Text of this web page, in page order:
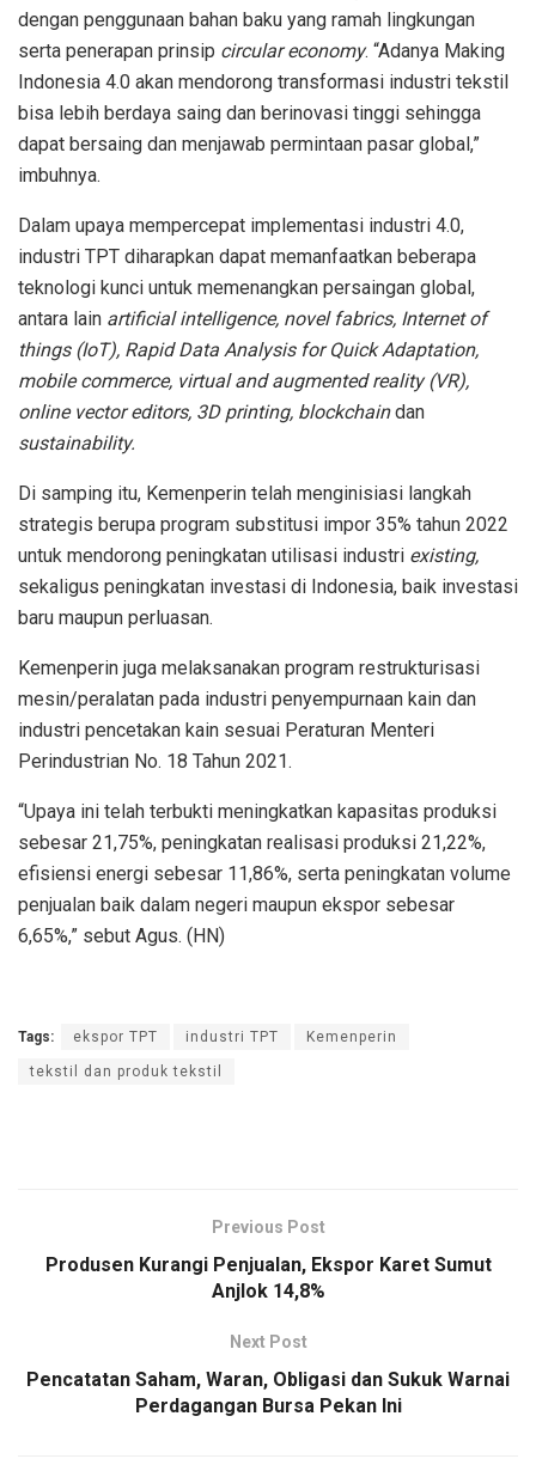
dengan penggunaan bahan baku yang ramah lingkungan
serta penerapan prinsip circular economy. “Adanya Making
Indonesia 4.0 akan mendorong transformasi industri tekstil
bisa lebih berdaya saing dan berinovasi tinggi sehingga
dapat bersaing dan menjawab permintaan pasar global,”
imbuhnya.
Dalam upaya mempercepat implementasi industri 4.0,
industri TPT diharapkan dapat memanfaatkan beberapa
teknologi kunci untuk memenangkan persaingan global,
antara lain artificial intelligence, novel fabrics, Internet of
things (IoT), Rapid Data Analysis for Quick Adaptation,
mobile commerce, virtual and augmented reality (VR),
online vector editors, 3D printing, blockchaindan
sustainability.
Di samping itu, Kemenperin telah menginisiasi langkah
strategis berupa program substitusi impor 35% tahun 2022
untuk mendorong peningkatan utilisasi industri existing,
sekaligus peningkatan investasi di Indonesia, baik investasi
baru maupun perluasan.
Kemenperin juga melaksanakan program restrukturisasi
mesin/peralatan pada industri penyempurnaan kain dan
industri pencetakan kain sesuai Peraturan Menteri
Perindustrian No. 18 Tahun 2021.
“Upaya ini telah terbukti meningkatkan kapasitas produksi
sebesar 21,75%, peningkatan realisasi produksi 21,22%,
efisiensi energi sebesar 11,86%, serta peningkatan volume
penjualan baik dalam negeri maupun ekspor sebesar
6,65%,” sebut Agus. (HN)
Tags: ekspor TPT industri TPT Kemenperin
tekstil dan produk tekstil
Previous Post
Produsen Kurangi Penjualan, Ekspor Karet Sumut
Anjlok 14,8%
Next Post
Pencatatan Saham, Waran, Obligasi dan Sukuk Warnai
Perdagangan Bursa Pekan Ini